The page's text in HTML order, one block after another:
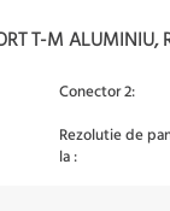
T-M ALUMINIU,
Conector 2:
Rezolutie de
la :